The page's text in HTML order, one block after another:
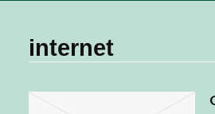
internet